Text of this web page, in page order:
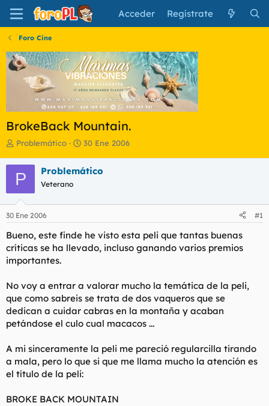
Acceder Regístrate
Foro Cine
BrokeBack Mountain.
I
i
c
i
a
d
o
d
e
l
e
a
Problemático
F
h
e
c
30 Ene 2006
P Problemático
Veterano
30 Ene 2006 #1
Bueno, este finde he visto esta peli que tantas buenas
críticas se ha llevado, incluso ganando varios premios
importantes.
No voy a entrar a valorar mucho la temática de la peli,
que como sabreis se trata de dos vaqueros que se
dedican a cuidar cabras en la montaña y acaban
petándose el culo cual macacos ...
A mi sinceramente la peli me pareció regularcilla tirando
a mala, pero lo que si que me llama mucho la atención es
el título de la peli:
BROKE BACK MOUNTAIN